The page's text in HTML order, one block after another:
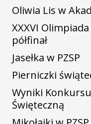
Oliwia Lis w
XXXVI
półfinał
Jasełka w PZSP
Pierniczki
Wyniki
Święteczną